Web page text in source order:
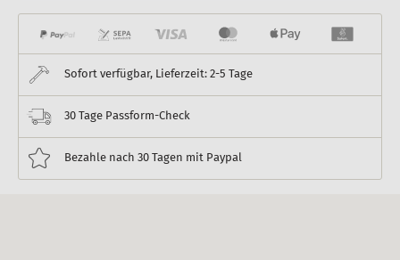
Sofort verfügbar, Lieferzeit: 2-5 Tage
30 Tage Passform-Check
Bezahle nach 30 Tagen mit Paypal